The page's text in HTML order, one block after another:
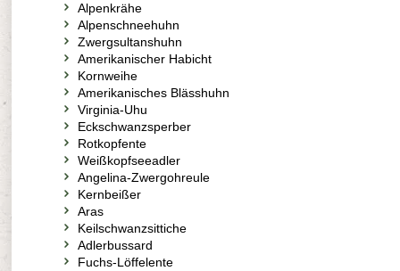
Alpenkrähe
Alpenschneehuhn
Zwergsultanshuhn
Amerikanischer Habicht
Kornweihe
Amerikanisches Blässhuhn
Virginia-Uhu
Eckschwanzsperber
Rotkopfente
Weißkopfseeadler
Angelina-Zwergohreule
Kernbeißer
Aras
Keilschwanzsittiche
Adlerbussard
Fuchs-Löffelente